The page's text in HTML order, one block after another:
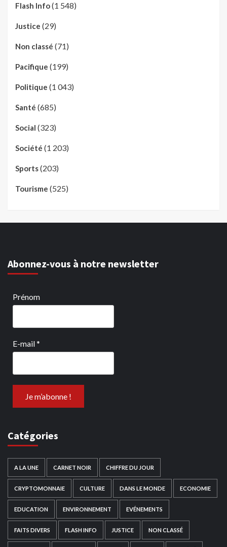
Flash Info(1 548)
Justice (29)
Non classé (71)
Pacifique (199)
Politique (1 043)
Santé (685)
Social (323)
Société (1 203)
Sports(203)
Tourisme (525)
Abonnez-vous à notre newsletter
Prénom
E-mail*
Catégories
A LA UNE CARNET NOIR CHIFFRE DU JOUR
CRYPTOMONNAIE CULTURE DANS LE MONDE ECONOMIE
EDUCATION ENVIRONNEMENT EVÉNEMENTS
FAITS DIVERS FLASH INFO JUSTICE NON CLASSÉ